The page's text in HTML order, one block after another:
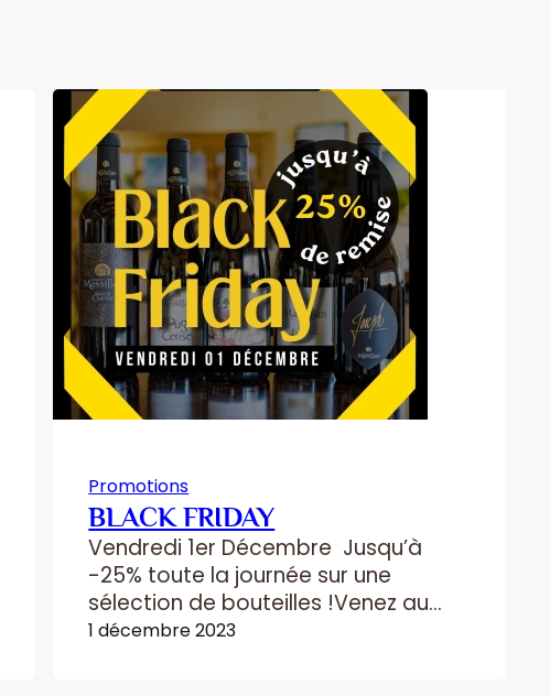
Promotions
BLACK FRIDAY
Vendredi 1er Décembre Jusqu’à
-25% toute la journée sur une
sélection de bouteilles !Venez au
Caveau pour profiter de cette offre
1 décembre 2023